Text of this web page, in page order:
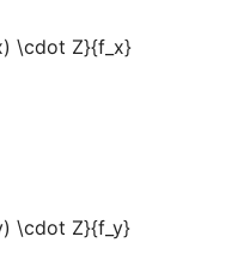
\cdot Z}{f_x}
\cdot Z}{f_y}